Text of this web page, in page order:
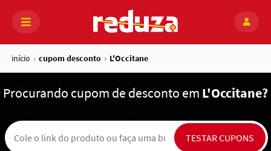
início cupom desconto L'Occitane
Procurando cupom de desconto em L'Occitane?